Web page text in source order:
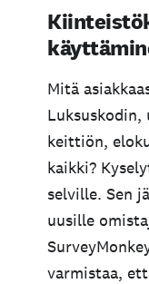
Mitä
Luksuskodin,
keittiön,
kaikki?
selville. Sen
uusille
varmistaa,